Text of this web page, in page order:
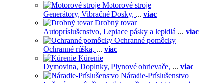
Motorové stroje
Generátory, Vibračné Dosky, ... viac
Drobný tovar
Autopríslušenstvo, Lepiace pásky a lepidlá ... viac
Ochranné pomôcky
Ochranné rúška, ... viac
Kúrenie
Dymovina, Doplnky, Plynové ohrievače, ... viac
Náradie-Príslušenstvo